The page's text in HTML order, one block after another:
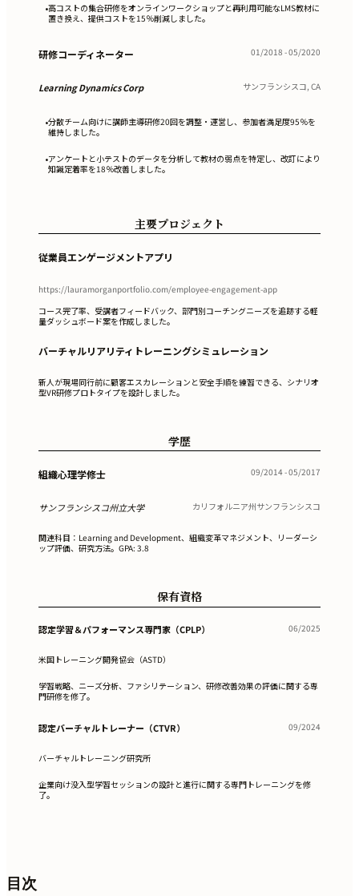
•高コストの集合研修をオンラインワークショップと再利用可能なLMS教材に
置き換え、提供コストを15％削減しました。
研修コーディネーター 01/2018 - 05/2020
Learning Dynamics Corp サンフランシスコ, CA
•分散チーム向けに講師主導研修20回を調整・運営し、参加者満足度95％を
維持しました。
•アンケートと小テストのデータを分析して教材の弱点を特定し、改訂により
知識定着率を18％改善しました。
主要プロジェクト
従業員エンゲージメントアプリ
https://lauramorganportfolio.com/employee-engagement-app
コース完了率、受講者フィードバック、部門別コーチングニーズを追跡する軽
量ダッシュボード案を作成しました。
バーチャルリアリティトレーニングシミュレーション
新人が現場同行前に顧客エスカレーションと安全手順を練習できる、シナリオ
型VR研修プロトタイプを設計しました。
学歴
組織心理学修士 09/2014 - 05/2017
サンフランシスコ州立大学 カリフォルニア州サンフランシスコ
関連科目：Learning and Development、組織変革マネジメント、リーダーシ
ップ評価、研究方法。GPA: 3.8
保有資格
認定学習＆パフォーマンス専門家（CPLP） 06/2025
米国トレーニング開発協会（ASTD）
学習戦略、ニーズ分析、ファシリテーション、研修改善効果の評価に関する専
門研修を修了。
認定バーチャルトレーナー（CTVR） 09/2024
バーチャルトレーニング研究所
企業向け没入型学習セッションの設計と進行に関する専門トレーニングを修
了。
目次